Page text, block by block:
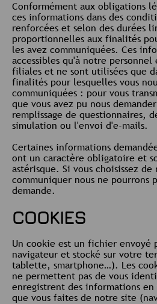
Conformément aux obligations
ces informations dans des
renforcées et selon des durées
proportionnelles aux finalités
les avez communiquées. Ces
accessibles qu'à notre
filiales et ne sont utilisées que
finalités pour lesquelles vous
communiquées : pour vous
que vous avez pu nous
remplissage de questionnaires,
simulation ou l'envoi d'e-mails.
Certaines informations
ont un caractère obligatoire et
astérisque. Si vous choisissez de
communiquer nous ne pourrons
demande.
COOKIES
Un cookie est un fichier envoyé
navigateur et stocké sur votre
tablette, smartphone…). Les
ne permettent pas de vous
enregistrent des informations
que vous faites de notre site